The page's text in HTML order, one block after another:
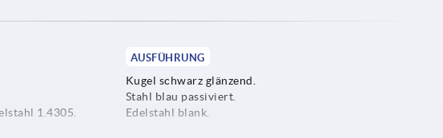
1.4305.
AUSFÜHRUNG
Kugel schwarz glänzend.
Stahl blau passiviert.
Edelstahl blank.